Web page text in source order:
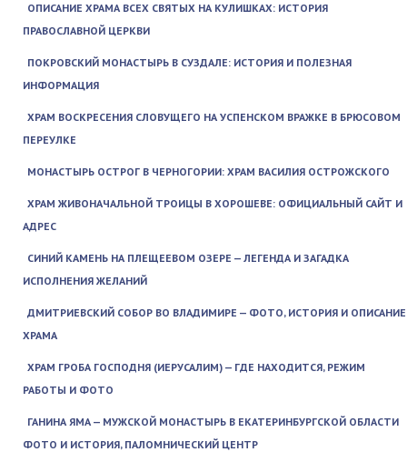
ОПИСАНИЕ ХРАМА ВСЕХ СВЯТЫХ НА КУЛИШКАХ: ИСТОРИЯ
ПРАВОСЛАВНОЙ ЦЕРКВИ
ПОКРОВСКИЙ МОНАСТЫРЬ В СУЗДАЛЕ: ИСТОРИЯ И ПОЛЕЗНАЯ
ИНФОРМАЦИЯ
ХРАМ ВОСКРЕСЕНИЯ СЛОВУЩЕГО НА УСПЕНСКОМ ВРАЖКЕ В БРЮСОВОМ
ПЕРЕУЛКЕ
МОНАСТЫРЬ ОСТРОГ В ЧЕРНОГОРИИ: ХРАМ ВАСИЛИЯ ОСТРОЖСКОГО
ХРАМ ЖИВОНАЧАЛЬНОЙ ТРОИЦЫ В ХОРОШЕВЕ: ОФИЦИАЛЬНЫЙ САЙТ И
АДРЕС
СИНИЙ КАМЕНЬ НА ПЛЕЩЕЕВОМ ОЗЕРЕ — ЛЕГЕНДА И ЗАГАДКА
ИСПОЛНЕНИЯ ЖЕЛАНИЙ
ДМИТРИЕВСКИЙ СОБОР ВО ВЛАДИМИРЕ — ФОТО, ИСТОРИЯ И ОПИСАНИЕ
ХРАМА
ХРАМ ГРОБА ГОСПОДНЯ (ИЕРУСАЛИМ) — ГДЕ НАХОДИТСЯ, РЕЖИМ
РАБОТЫ И ФОТО
ГАНИНА ЯМА — МУЖСКОЙ МОНАСТЫРЬ В ЕКАТЕРИНБУРГСКОЙ ОБЛАСТИ
ФОТО И ИСТОРИЯ, ПАЛОМНИЧЕСКИЙ ЦЕНТР